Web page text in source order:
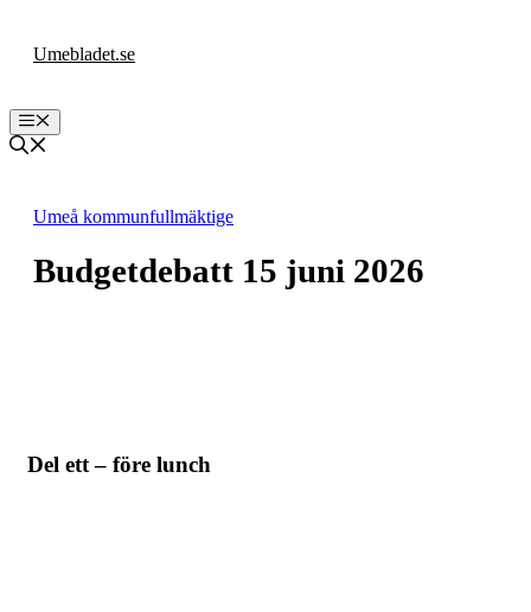
Umebladet.se
Meny
Umeå kommunfullmäktige
Budgetdebatt 15 juni 2026
Del ett – före lunch